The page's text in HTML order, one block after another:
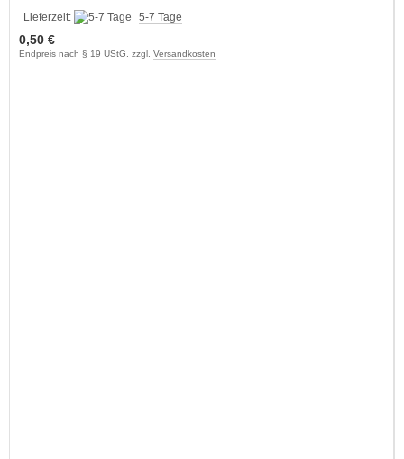
Lieferzeit: 5-7 Tage
0,50 €
Endpreis nach § 19 UStG. zzgl. Versandkosten